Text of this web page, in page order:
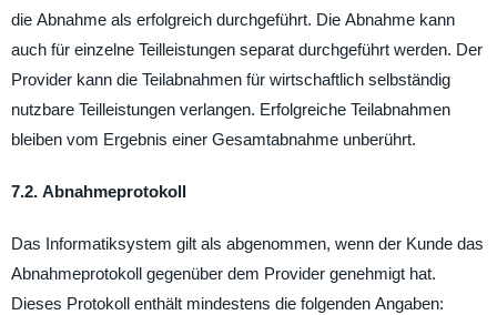
die Abnahme als erfolgreich durchgeführt. Die Abnahme kann
auch für einzelne Teilleistungen separat durchgeführt werden. Der
Provider kann die Teilabnahmen für wirtschaftlich selbständig
nutzbare Teilleistungen verlangen. Erfolgreiche Teilabnahmen
bleiben vom Ergebnis einer Gesamtabnahme unberührt.
7.2. Abnahmeprotokoll
Das Informatiksystem gilt als abgenommen, wenn der Kunde das
Abnahmeprotokoll gegenüber dem Provider genehmigt hat.
Dieses Protokoll enthält mindestens die folgenden Angaben: